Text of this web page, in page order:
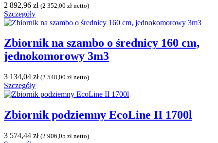
2 892,96 zł (2 352,00 zł netto)
Szczegóły
Zbiornik na szambo o średnicy 160 cm,
jednokomorowy 3m3
3 134,04 zł (2 548,00 zł netto)
Szczegóły
Zbiornik podziemny EcoLine II 1700l
3 574,44 zł (2 906,05 zł netto)